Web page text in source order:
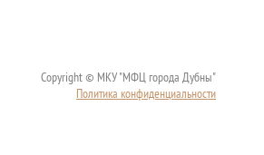
Copyright © МКУ "МФЦ города Дубны"
Политика конфиденциальности